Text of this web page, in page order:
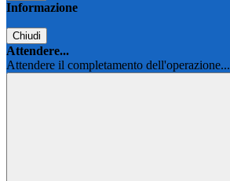
Informazione
Chiudi
Attendere...
Attendere il completamento dell'operazione...